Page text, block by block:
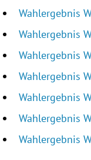
Wahlergebnis
Wahlergebnis
Wahlergebnis
Wahlergebnis
Wahlergebnis
Wahlergebnis
Wahlergebnis